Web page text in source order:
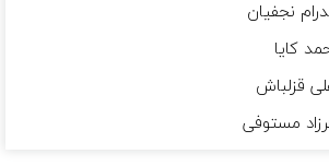
نجفیان
کایا
قزلباش
مستوفی